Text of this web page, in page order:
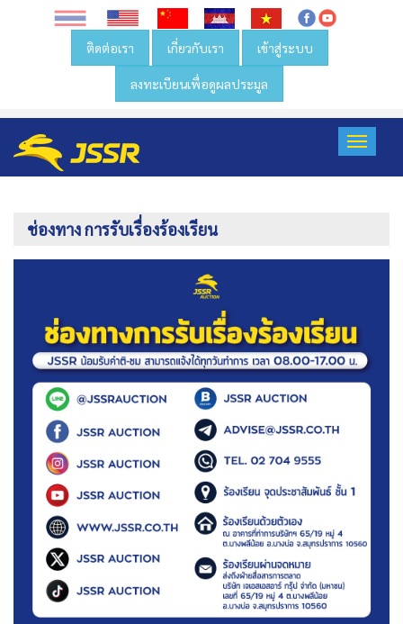
ติดต่อเรา เกี่ยวกับเรา เข้าสู่ระบบ
ลงทะเบียนเพื่อดูผลประมูล
ช่องทาง การรับเรื่องร้องเรียน